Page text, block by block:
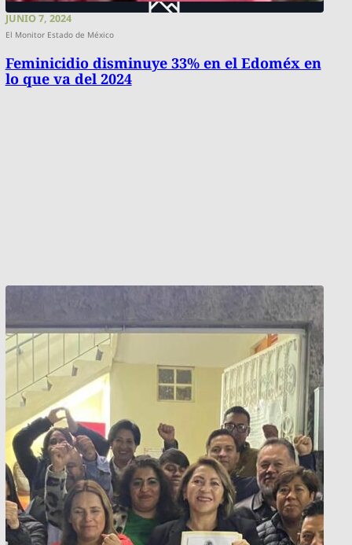
JUNIO 7, 2024
El Monitor Estado de México
Feminicidio disminuye 33% en el Edoméx en
lo que va del 2024